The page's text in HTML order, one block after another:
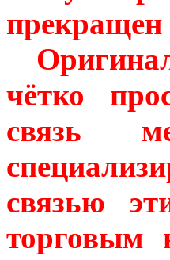
прекращен
чётко
связь
связью
торговым